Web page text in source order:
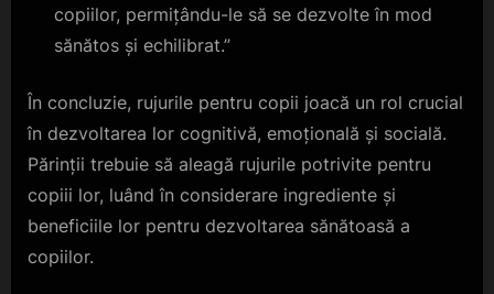
copiilor, permițându-le să se dezvolte în mod
sănătos și echilibrat.”
În concluzie, rujurile pentru copii joacă un rol crucial
în dezvoltarea lor cognitivă, emoțională și socială.
Părinții trebuie să aleagă rujurile potrivite pentru
copiii lor, luând în considerare ingrediente și
beneficiile lor pentru dezvoltarea sănătoasă a
copiilor.